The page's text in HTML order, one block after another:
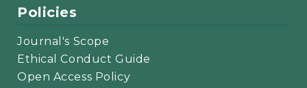
Policies
Journal's Scope
Ethical Conduct Guide
Open Access Policy